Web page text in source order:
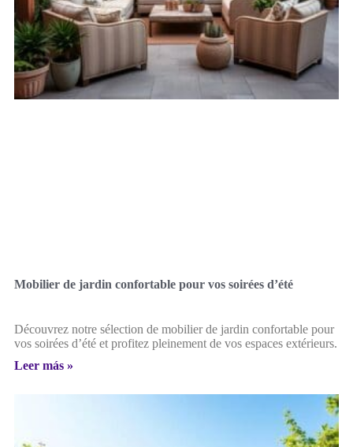
Mobilier de jardin confortable pour vos soirées d’été
Découvrez notre sélection de mobilier de jardin confortable pour
vos soirées d’été et profitez pleinement de vos espaces extérieurs.
Leer más »